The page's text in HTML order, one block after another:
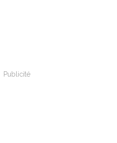
Publicité